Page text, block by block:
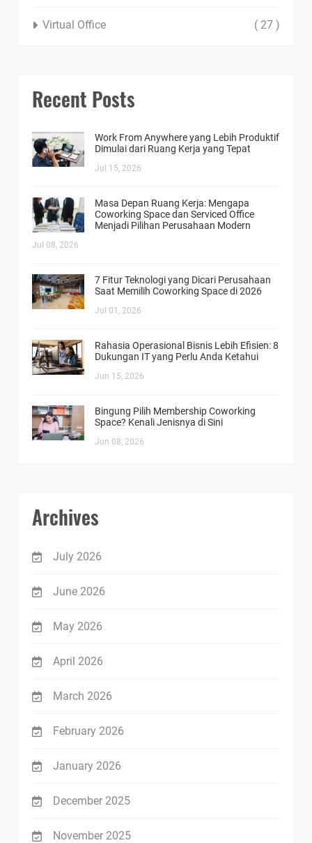
Virtual Office ( 27 )
Recent Posts
Work From Anywhere yang Lebih Produktif
Dimulai dari Ruang Kerja yang Tepat
Jul 15, 2026
Masa Depan Ruang Kerja: Mengapa
Coworking Space dan Serviced Office
Menjadi Pilihan Perusahaan Modern
Jul 08, 2026
7 Fitur Teknologi yang Dicari Perusahaan
Saat Memilih Coworking Space di 2026
Jul 01, 2026
Rahasia Operasional Bisnis Lebih Efisien: 8
Dukungan IT yang Perlu Anda Ketahui
Jun 15, 2026
Bingung Pilih Membership Coworking
Space? Kenali Jenisnya di Sini
Jun 08, 2026
Archives
July 2026
June 2026
May 2026
April 2026
March 2026
February 2026
January 2026
December 2025
November 2025